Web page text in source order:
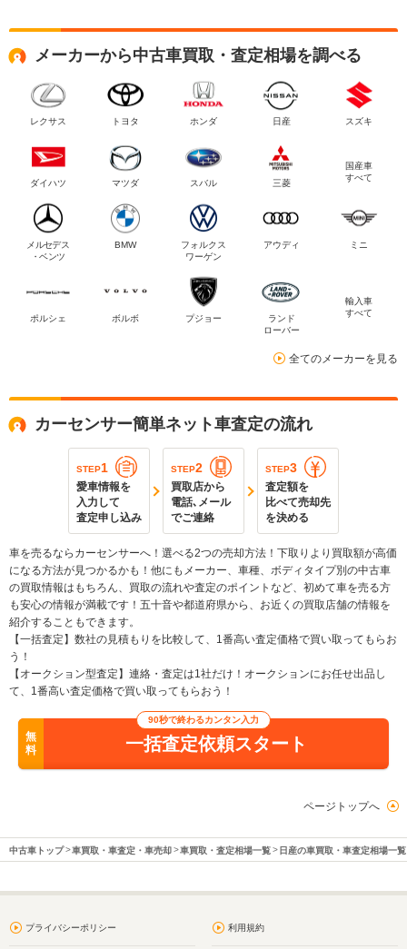
メーカーから中古車買取・査定相場を調べる
レクサス トヨタ ホンダ 日産 スズキ
ダイハツ マツダ スバル 三菱
国産車
すべて
メルセデス
・ベンツ
BMW
フォルクス
ワーゲン
アウディ ミニ
ポルシェ ボルボ プジョー
ランド
ローバー
輸入車
すべて
全てのメーカーを見る
カーセンサー簡単ネット車査定の流れ
STEP1
愛車情報を
入力して
査定申し込み
STEP2
買取店から
電話､メール
でご連絡
STEP3
査定額を
比べて売却先
を決める
車を売るならカーセンサーへ！選べる2つの売却方法！下取りより買取額が高価
になる方法が見つかるかも！他にもメーカー、車種、ボディタイプ別の中古車
の買取情報はもちろん、買取の流れや査定のポイントなど、初めて車を売る方
も安心の情報が満載です！五十音や都道府県から、お近くの買取店舗の情報を
紹介することもできます。
【一括査定】数社の見積もりを比較して、1番高い査定価格で買い取ってもらお
う！
【オークション型査定】連絡・査定は1社だけ！オークションにお任せ出品し
て、1番高い査定価格で買い取ってもらおう！
無
料
90秒で終わるカンタン入力
一括査定依頼スタート
ページトップへ
中古車トップ 車買取・車査定・車売却 車買取・査定相場一覧 日産の車買取・車査定相場一覧
プライバシーポリシー 利用規約